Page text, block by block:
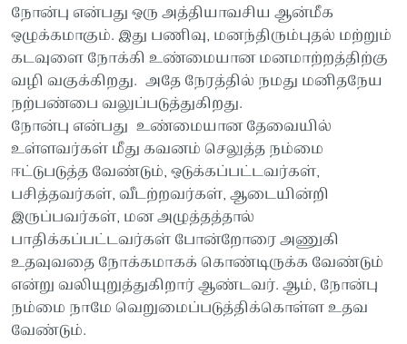
நோன்பு என்பது ஒரு அத்தியாவசிய ஆன்மீக
ஒழுக்கமாகும். இது பணிவு, மனந்திரும்புதல் மற்றும்
கடவுளை நோக்கி உண்மையான மனமாற்றத்திற்கு
வழி வகுக்கிறது. அதே நேரத்தில் நமது மனிதநேய
நற்பண்பை வலுப்படுத்துகிறது.
நோன்பு என்பது உண்மையான தேவையில்
உள்ளவர்கள் மீது கவனம் செலுத்த நம்மை
ஈட்டுபடுத்த வேண்டும், ஒடுக்கப்பட்டவர்கள்,
பசித்தவர்கள், வீடற்றவர்கள், ஆடையின்றி
இருப்பவர்கள், மன அழுத்தத்தால்
பாதிக்கப்பட்டவர்கள் போன்றோரை அணுகி
உதவுவதை நோக்கமாகக் கொண்டிருக்க வேண்டும்
என்று வலியுறுத்துகிறார் ஆண்டவர். ஆம், நோன்பு
நம்மை நாமே வெறுமைப்படுத்திக்கொள்ள உதவ
வேண்டும்.